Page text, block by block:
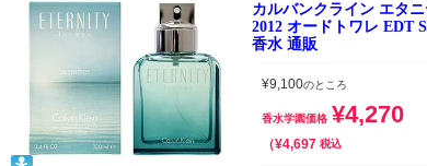
カルバンクライン エタ
2012 オードトワレ EDT
香水 通販
¥9,100のところ
香水学園価格 ¥4,270
¥4,697 税込